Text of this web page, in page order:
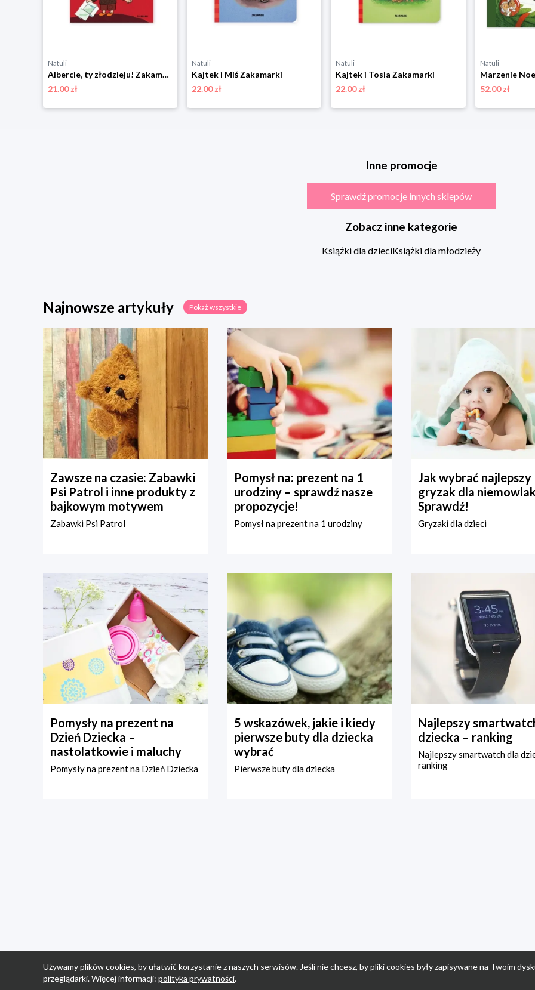
Natuli
Albercie, ty złodzieju! Zakamarki
21.00 zł
Natuli
Kajtek i Miś Zakamarki
22.00 zł
Natuli
Kajtek i Tosia Zakamarki
22.00 zł
Natuli
Marzenie
52.00 zł
Inne promocje
Sprawdź promocje innych sklepów
Zobacz inne kategorie
Książki dla dzieciKsiążki dla młodzieży
Najnowsze artykuły Pokaż wszystkie
Zawsze na czasie: Zabawki
Psi Patrol i inne produkty z
bajkowym motywem
Zabawki Psi Patrol
Pomysł na: prezent na 1
urodziny – sprawdź nasze
propozycje!
Pomysł na prezent na 1 urodziny
Jak wybrać najlepszy
gryzak dla
Sprawdź!
Gryzaki dla dzieci
Pomysły na prezent na
Dzień Dziecka –
nastolatkowie i maluchy
Pomysły na prezent na Dzień Dziecka
5 wskazówek, jakie i kiedy
pierwsze buty dla dziecka
wybrać
Pierwsze buty dla dziecka
Najlepszy
dziecka – ranking
Najlepszy smartwatch dla
ranking
Używamy plików cookies, by ułatwić korzystanie z naszych serwisów. Jeśli nie chcesz, by pliki cookies były zapisywane na Twoim
przeglądarki. Więcej informacji: polityka prywatności.